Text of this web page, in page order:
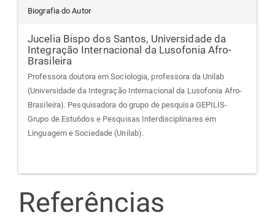
Biografia do Autor
Jucelia Bispo dos Santos, Universidade da
Integração Internacional da Lusofonia Afro-
Brasileira
Professora doutora em Sociologia, professora da Unilab
(Universidade da Integração Internacional da Lusofonia Afro-
Brasileira). Pesquisadora do grupo de pesquisa GEPILIS-
Grupo de Estu6dos e Pesquisas Interdisciplinares em
Linguagem e Sociedade (Unilab).
Referências